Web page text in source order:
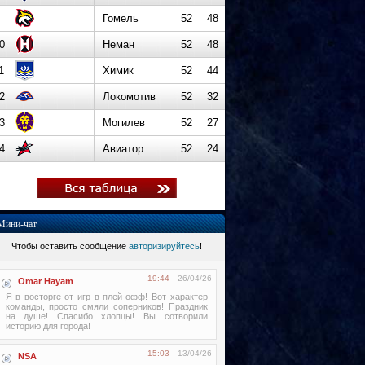
Гомель 52 48
Неман 52 48
Химик 52 44
Локомотив 52 32
Могилев 52 27
Авиатор 52 24
чат
Чтобы оставить сообщение авторизируйтесь!
Omar Hayam 26/04/26
19:44
Я в восторге от игр в плей-офф! Вот характер
команды, просто смяли соперников! Праздник
на душе! Спасибо хлопцы! Вы сотворили
историю для города!
NSA 13/04/26
15:03